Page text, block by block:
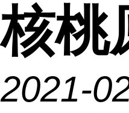
核桃
2021-